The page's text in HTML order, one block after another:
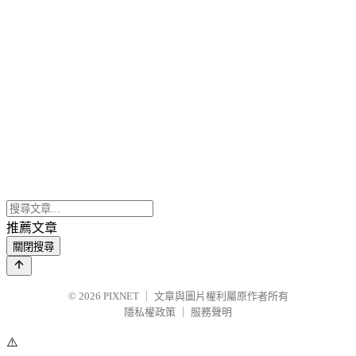
推薦文章
關閉搜尋
© 2026 PIXNET
文章與圖片權利屬原作者所有
隱私權政策
服務聲明
⚠️